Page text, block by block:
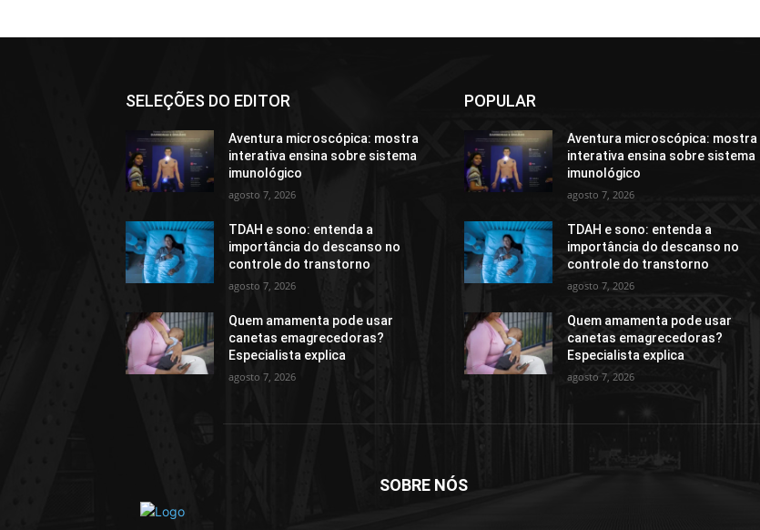
SELEÇÕES DO EDITOR
Aventura microscópica: mostra
interativa ensina sobre sistema
imunológico
agosto 7, 2026
TDAH e sono: entenda a
importância do descanso no
controle do transtorno
agosto 7, 2026
Quem amamenta pode usar
canetas emagrecedoras?
Especialista explica
agosto 7, 2026
POPULAR
Aventura microscópica: mostra
interativa ensina sobre sistema
imunológico
agosto 7, 2026
TDAH e sono: entenda a
importância do descanso no
controle do transtorno
agosto 7, 2026
Quem amamenta pode usar
canetas emagrecedoras?
Especialista explica
agosto 7, 2026
SOBRE NÓS